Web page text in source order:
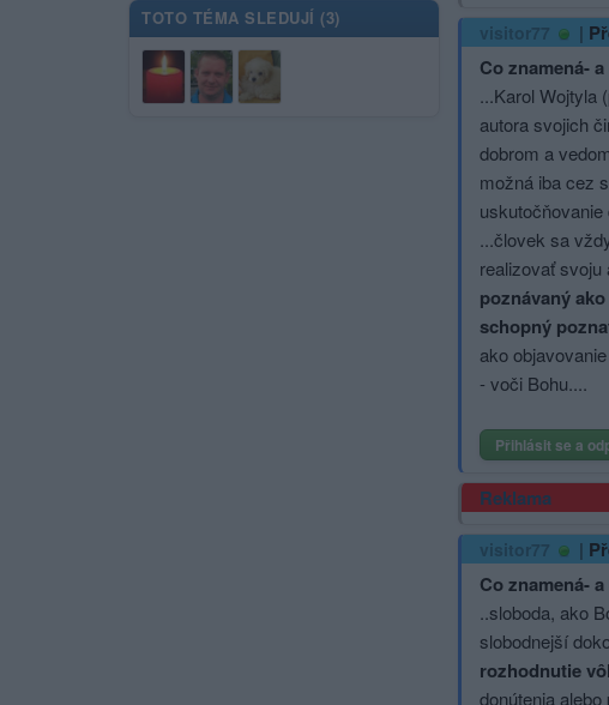
TOTO TÉMA SLEDUJÍ (3)
visitor77 |
Co znamená-
...Karol Wojtyla
autora svojich
dobrom a
možná iba cez
uskutočňovanie
...človek sa
realizovať
poznávaný
schopný
ako
- voči Bohu....
Přihlásit se a
Reklama
visitor77 |
Co znamená-
..sloboda, ako
slobodnejší
rozhodnutie
donútenia